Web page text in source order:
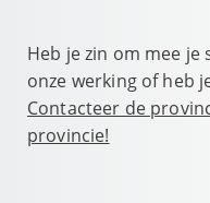
Heb je zin om mee
onze werking of heb
Contacteer de
provincie!